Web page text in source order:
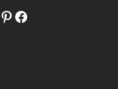
Pinterest Facebook